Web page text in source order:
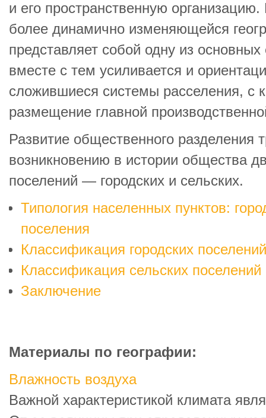
и его пространственную
более динамично изменяющейся
представляет собой одну из
вместе с тем усиливается и
сложившиеся системы расселения, с
размещение главной
Развитие общественного разделения
возникновению в истории общества
поселений — городских и сельских.
Типология населенных пунктов:
поселения
Классификация городских поселений
Классификация сельских поселений
Заключение
Материалы по географии:
Влажность воздуха
Важной характеристикой климата